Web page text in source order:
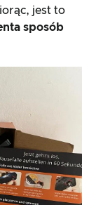
jest to
sposób